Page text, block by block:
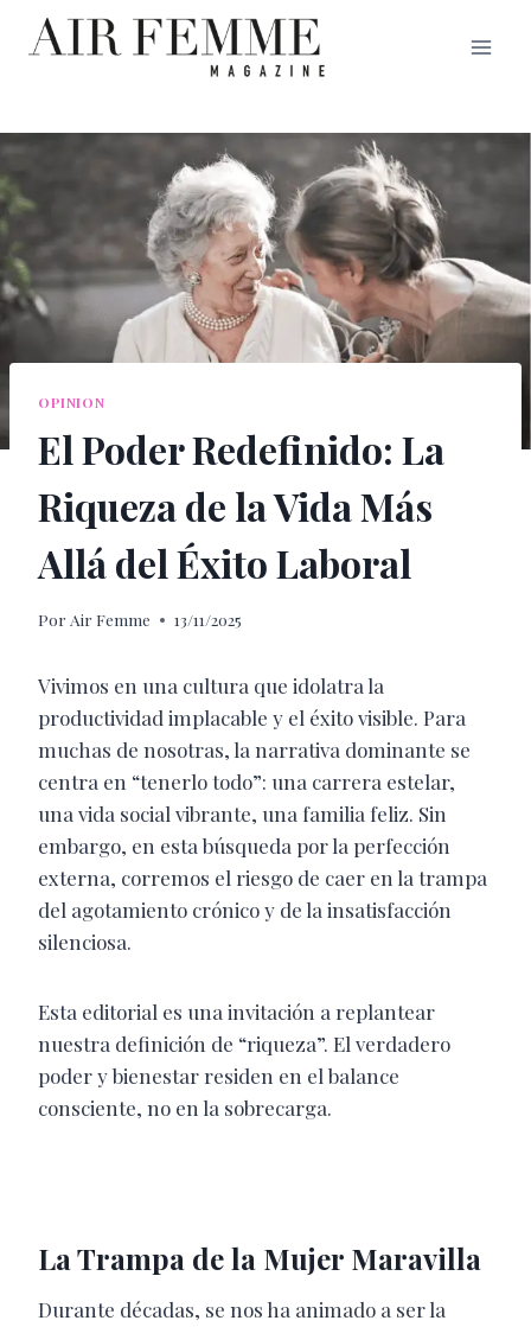
Saltar
OPINION
El Poder Redefinido: La
Riqueza de la Vida Más
Allá del Éxito Laboral
Por Air Femme 13/11/2025
Vivimos en una cultura que idolatra la
productividad implacable y el éxito visible. Para
muchas de nosotras, la narrativa dominante se
centra en “tenerlo todo”: una carrera estelar,
una vida social vibrante, una familia feliz. Sin
embargo, en esta búsqueda por la perfección
externa, corremos el riesgo de caer en la trampa
del agotamiento crónico y de la insatisfacción
silenciosa.
Esta editorial es una invitación a replantear
nuestra definición de “riqueza”. El verdadero
poder y bienestar residen en el balance
consciente, no en la sobrecarga.
La Trampa de la Mujer Maravilla
Durante décadas, se nos ha animado a ser la